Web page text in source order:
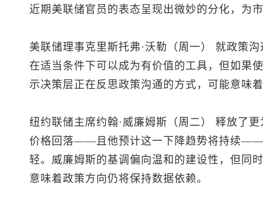
近期美联储官员的表态呈现出微妙的分化，为
美联储理事克里斯托弗·沃勒（周一） 就政策
在适当条件下可以成为有价值的工具，但如果
示决策层正在反思政策沟通的方式，可能意味
纽约联储主席约翰·威廉姆斯（周二） 释放了
价格回落——且他预计这一下降趋势将持续——
轻。威廉姆斯的基调偏向温和的建设性，但同
意味着政策方向仍将保持数据依赖。